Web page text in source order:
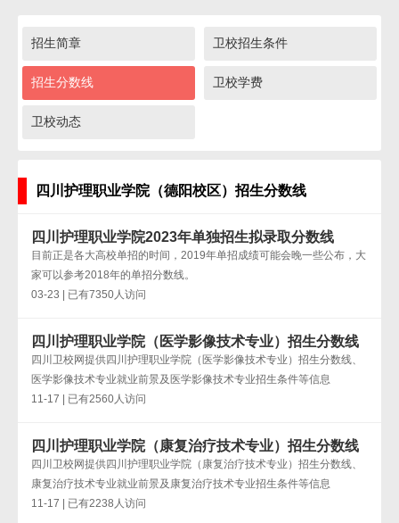
招生简章 卫校招生条件
招生分数线 卫校学费
卫校动态
四川护理职业学院（德阳校区）招生分数线
四川护理职业学院2023年单独招生拟录取分数线
目前正是各大高校单招的时间，2019年单招成绩可能会晚一些公布，大
家可以参考2018年的单招分数线。
03-23 | 已有7350人访问
四川护理职业学院（医学影像技术专业）招生分数线
四川卫校网提供四川护理职业学院（医学影像技术专业）招生分数线、
医学影像技术专业就业前景及医学影像技术专业招生条件等信息
11-17 | 已有2560人访问
四川护理职业学院（康复治疗技术专业）招生分数线
四川卫校网提供四川护理职业学院（康复治疗技术专业）招生分数线、
康复治疗技术专业就业前景及康复治疗技术专业招生条件等信息
11-17 | 已有2238人访问